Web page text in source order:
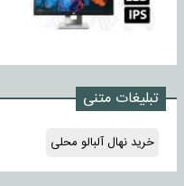
تبلیغات متنی
خرید نهال آلبالو محلی